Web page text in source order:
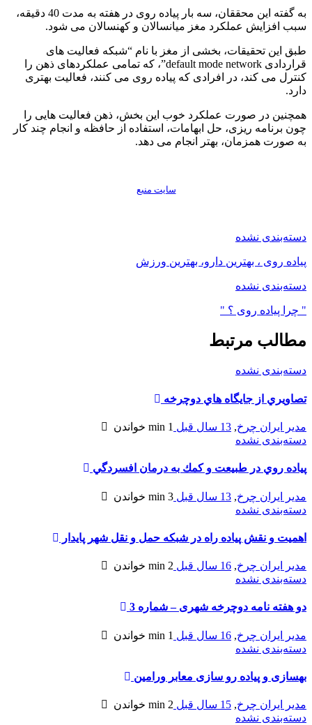
به گفته این محققان، سه بار پیاده روی در هفته به مدت 40 دقیقه،
سبب افزایش عملکرد مغز میانسالان و کهنسالان می شود.
طبق این تحقیقات، بخشی از مغز با نام “شبکه فعالیت های
قراردادی default mode network”، که تمامی عملکردهای ذهن را
کنترل می کند، در افرادی که پیاده روی می کنند، فعالیت بهتری
دارد.
همچنین در صورت عملکرد خوب این بخش، ذهن فعالیت هایی را
چون برنامه ریزی، حل ابهامات، استفاده از حافظه و انجام چند کار
به صورت همزمان، بهتر انجام می دهد.
سايت منبع
دسته‌بندی نشده
پیاده روی ، بهترین دارو، بهترین ورزش
دسته‌بندی نشده
" چرا پیاده روی ؟ "
مطالب مرتبط
دسته‌بندی نشده
تصاويري از جايگاه هاي دوچرخه
مدیر ایران چرخ, 13 سال قبل 1 min
خواندن
دسته‌بندی نشده
پياده روي در طبيعت و كمك به درمان افسردگي
مدیر ایران چرخ, 13 سال قبل 3 min
خواندن
دسته‌بندی نشده
اهميت و نقش پياده راه در شبكه حمل و نقل شهر پايدار
مدیر ایران چرخ, 16 سال قبل 2 min
خواندن
دسته‌بندی نشده
دو هفته نامه دوچرخه شهری – شماره 3
مدیر ایران چرخ, 16 سال قبل 1 min
خواندن
دسته‌بندی نشده
بهسازی و پیاده رو سازی معابر ورامین
مدیر ایران چرخ, 15 سال قبل 2 min
خواندن
دسته‌بندی نشده